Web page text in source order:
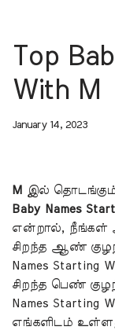
Top
With M
January 14, 2023
M இல் தொடங்கும்
Baby Names
என்றால், நீங்கள்
சிறந்த ஆண்
Names
சிறந்த பெண்
Names
எங்களிடம்